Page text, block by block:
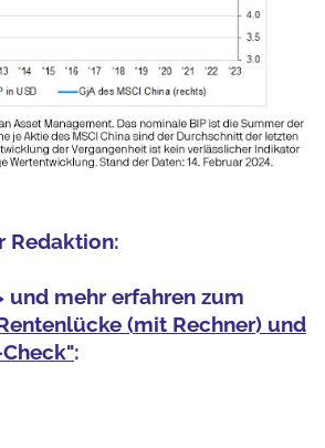
Redaktion:
und mehr erfahren zum
(mit Rechner) und
: